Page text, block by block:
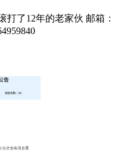
打了12年的老家伙 邮箱：